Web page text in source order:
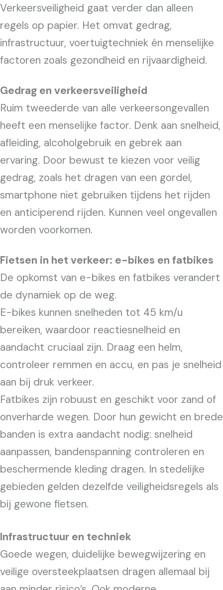
Verkeersveiligheid gaat verder dan alleen
regels op papier. Het omvat gedrag,
infrastructuur, voertuigtechniek én menselijke
factoren zoals gezondheid en rijvaardigheid.
Gedrag en verkeersveiligheid
Ruim tweederde van alle verkeersongevallen
heeft een menselijke factor. Denk aan snelheid,
afleiding, alcoholgebruik en gebrek aan
ervaring. Door bewust te kiezen voor veilig
gedrag, zoals het dragen van een gordel,
smartphone niet gebruiken tijdens het rijden
en anticiperend rijden. Kunnen veel ongevallen
worden voorkomen.
Fietsen in het verkeer: e-bikes en fatbikes
De opkomst van e-bikes en fatbikes verandert
de dynamiek op de weg.
E-bikes kunnen snelheden tot 45 km/u
bereiken, waardoor reactiesnelheid en
aandacht cruciaal zijn. Draag een helm,
controleer remmen en accu, en pas je snelheid
aan bij druk verkeer.
Fatbikes zijn robuust en geschikt voor zand of
onverharde wegen. Door hun gewicht en brede
banden is extra aandacht nodig: snelheid
aanpassen, bandenspanning controleren en
beschermende kleding dragen. In stedelijke
gebieden gelden dezelfde veiligheidsregels als
bij gewone fietsen.
Infrastructuur en techniek
Goede wegen, duidelijke bewegwijzering en
veilige oversteekplaatsen dragen allemaal bij